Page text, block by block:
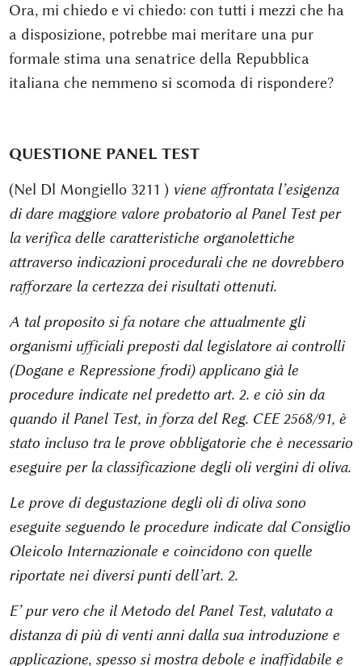
Ora, mi chiedo e vi chiedo: con tutti i mezzi che ha
a disposizione, potrebbe mai meritare una pur
formale stima una senatrice della Repubblica
italiana che nemmeno si scomoda di rispondere?
QUESTIONE PANEL TEST
(Nel Dl Mongiello 3211 ) viene affrontata l’esigenza
di dare maggiore valore probatorio al Panel Test per
la verifica delle caratteristiche organolettiche
attraverso indicazioni procedurali che ne dovrebbero
rafforzare la certezza dei risultati ottenuti.
A tal proposito si fa notare che attualmente gli
organismi ufficiali preposti dal legislatore ai controlli
(Dogane e Repressione frodi) applicano già le
procedure indicate nel predetto art. 2. e ciò sin da
quando il Panel Test, in forza del Reg. CEE 2568/91, è
stato incluso tra le prove obbligatorie che è necessario
eseguire per la classificazione degli oli vergini di oliva.
Le prove di degustazione degli oli di oliva sono
eseguite seguendo le procedure indicate dal Consiglio
Oleicolo Internazionale e coincidono con quelle
riportate nei diversi punti dell’art. 2.
E’ pur vero che il Metodo del Panel Test, valutato a
distanza di più di venti anni dalla sua introduzione e
applicazione, spesso si mostra debole e inaffidabile e